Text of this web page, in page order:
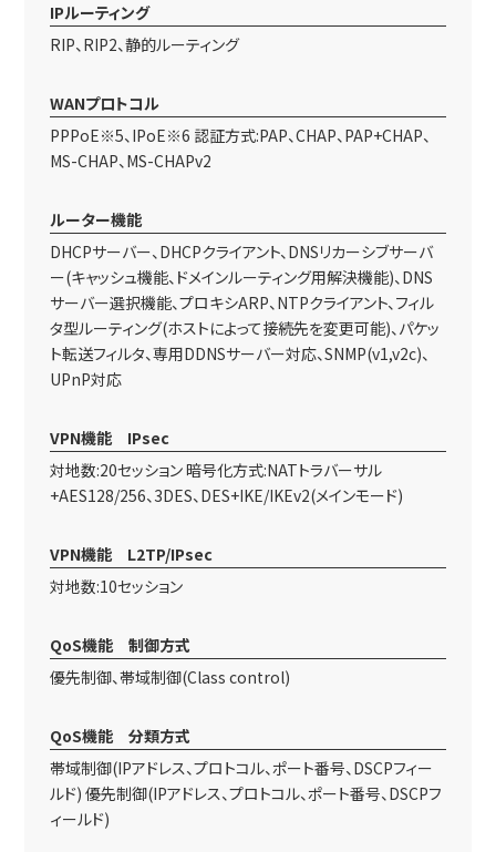
IPルーティング
RIP、RIP2、静的ルーティング
WANプロトコル
PPPoE※5、IPoE※6 認証方式:PAP、CHAP、PAP+CHAP、
MS-CHAP、MS-CHAPv2
ルーター機能
DHCPサーバー、DHCPクライアント、DNSリカーシブサーバ
ー(キャッシュ機能、ドメインルーティング用解決機能)、DNS
サーバー選択機能、プロキシARP、NTPクライアント、フィル
タ型ルーティング(ホストによって接続先を変更可能)、パケッ
ト転送フィルタ、専用DDNSサーバー対応、SNMP(v1,v2c)、
UPnP対応
VPN機能 IPsec
対地数:20セッション 暗号化方式:NATトラバーサル
+AES128/256、3DES、DES+IKE/IKEv2(メインモード)
VPN機能 L2TP/IPsec
対地数:10セッション
QoS機能 制御方式
優先制御、帯域制御(Class control)
QoS機能 分類方式
帯域制御(IPアドレス、プロトコル、ポート番号、DSCPフィー
ルド) 優先制御(IPアドレス、プロトコル、ポート番号、DSCPフ
ィールド)